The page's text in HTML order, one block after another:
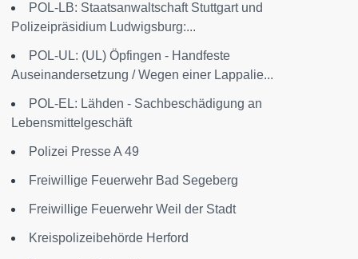
POL-LB: Staatsanwaltschaft Stuttgart und
Polizeipräsidium Ludwigsburg:...
POL-UL: (UL) Öpfingen - Handfeste
Auseinandersetzung / Wegen einer Lappalie...
POL-EL: Lähden - Sachbeschädigung an
Lebensmittelgeschäft
Polizei Presse A 49
Freiwillige Feuerwehr Bad Segeberg
Freiwillige Feuerwehr Weil der Stadt
Kreispolizeibehörde Herford